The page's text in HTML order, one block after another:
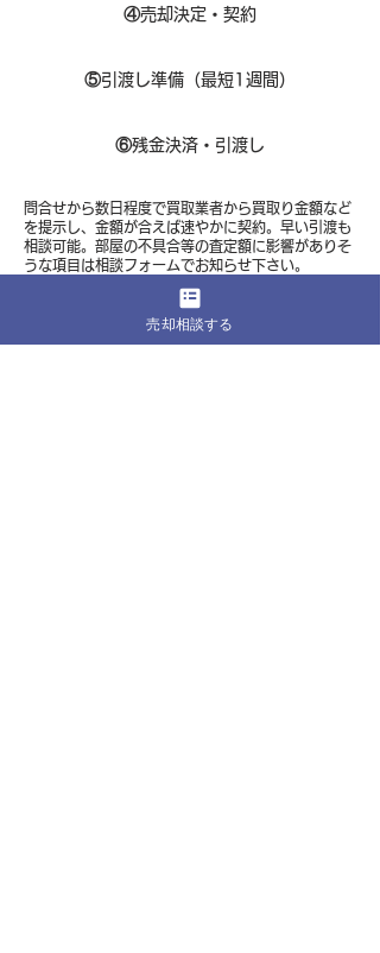
④売却決定・契約
⑤引渡し準備（最短1週間）
⑥残金決済・引渡し
問合せから数日程度で買取業者から買取り金額など
を提示し、金額が合えば速やかに契約。早い引渡も
相談可能。部屋の不具合等の査定額に影響がありそ
うな項目は相談フォームでお知らせ下さい。
売却相談する